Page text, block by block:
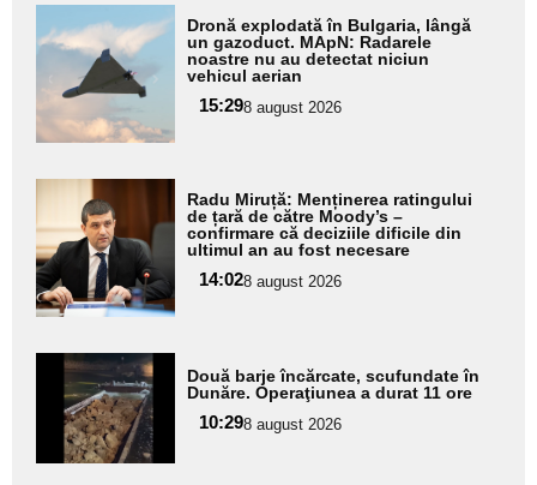
Adaugă
aici textul
pentru
subtitlu
Dronă explodată în Bulgaria, lângă
un gazoduct. MApN: Radarele
noastre nu au detectat niciun
vehicul aerian
15:298 august 2026
Adaugă
aici textul
pentru
subtitlu
Radu Miruță: Menținerea ratingului
de țară de către Moody’s –
confirmare că deciziile dificile din
ultimul an au fost necesare
14:028 august 2026
Adaugă
aici textul
pentru
subtitlu
Două barje încărcate, scufundate în
Dunăre. Operaţiunea a durat 11 ore
10:298 august 2026